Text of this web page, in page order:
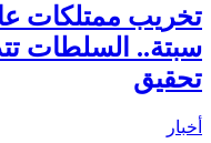
تخريب ممتلكات
سبتة.. السلطات
تحقيق
أخبار